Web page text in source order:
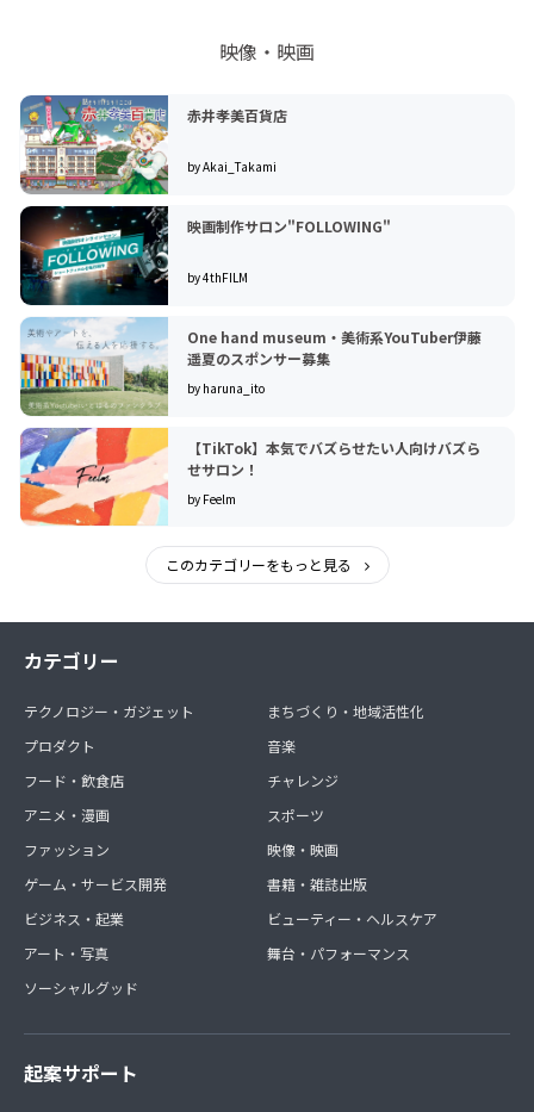
映像・映画
赤井孝美百貨店
by Akai_Takami
映画制作サロン"FOLLOWING"
by 4thFILM
One hand museum・美術系YouTuber伊藤
遥夏のスポンサー募集
by haruna_ito
【TikTok】本気でバズらせたい人向けバズら
せサロン！
by Feelm
このカテゴリーをもっと見る
カテゴリー
テクノロジー・ガジェット
プロダクト
フード・飲食店
アニメ・漫画
ファッション
ゲーム・サービス開発
ビジネス・起業
アート・写真
ソーシャルグッド
まちづくり・地域活性化
音楽
チャレンジ
スポーツ
映像・映画
書籍・雑誌出版
ビューティー・ヘルスケア
舞台・パフォーマンス
起案サポート